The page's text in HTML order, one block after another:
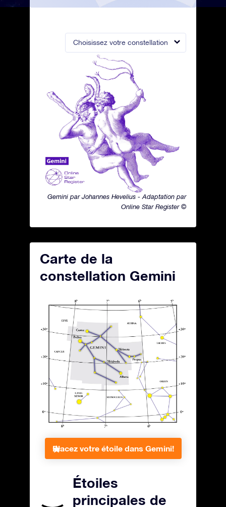
Choisissez votre constellation
Gemini par Johannes Hevelius - Adaptation par
Online Star Register ©
Carte de la
constellation Gemini
Placez votre étoile dans Gemini!
Étoiles
principales de